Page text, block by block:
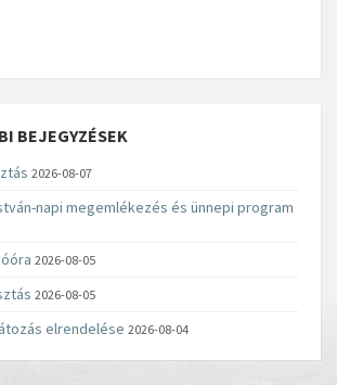
BEJEGYZÉSEK
2026-08-07
napi megemlékezés és ünnepi program
2026-08-05
2026-08-05
elrendelése 2026-08-04